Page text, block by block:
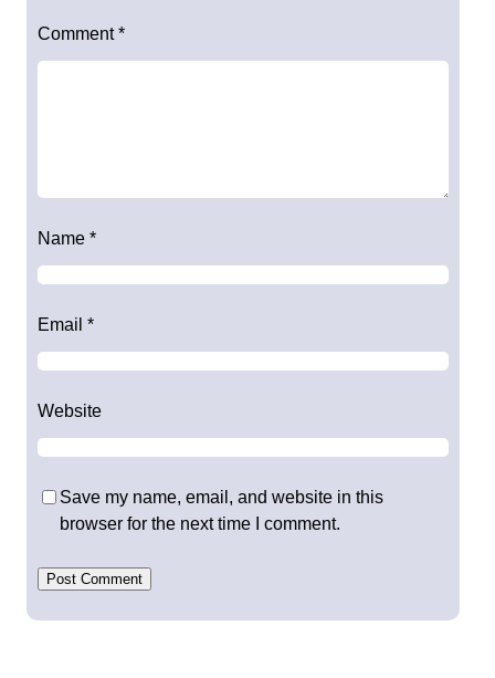
Comment*
Name *
Email *
Website
Save my name, email, and website in this
browser for the next time I comment.